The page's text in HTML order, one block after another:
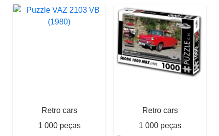
Retro cars
1 000 peças
Retro cars
1 000 peças